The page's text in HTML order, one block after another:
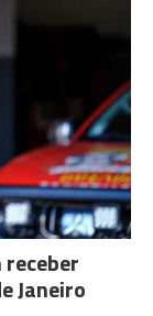
Janeiro